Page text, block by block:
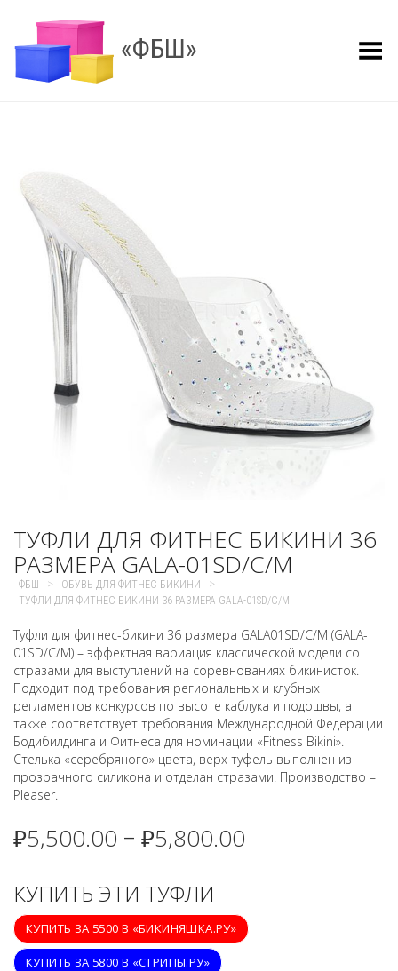
«ФБШ» Показать меню
ТУФЛИ ДЛЯ ФИТНЕС БИКИНИ 36
РАЗМЕРА GALA-01SD/C/M
ФБШ > ОБУВЬ ДЛЯ ФИТНЕС БИКИНИ >
ТУФЛИ ДЛЯ ФИТНЕС БИКИНИ 36 РАЗМЕРА GALA-01SD/C/M
Туфли для фитнес-бикини 36 размера GALA01SD/C/M (GALA-
01SD/C/M) – эффектная вариация классической модели со
стразами для выступлений на соревнованиях бикинисток.
Подходит под требования региональных и клубных
регламентов конкурсов по высоте каблука и подошвы, а
также соответствует требования Международной Федерации
Бодибилдинга и Фитнеса для номинации «Fitness Bikini».
Стелька «серебряного» цвета, верх туфель выполнен из
прозрачного силикона и отделан стразами. Производство –
Pleaser.
₽5,500.00 – ₽5,800.00
КУПИТЬ ЭТИ ТУФЛИ
КУПИТЬ ЗА 5500 В «БИКИНЯШКА.РУ»
КУПИТЬ ЗА 5800 В «СТРИПЫ.РУ»